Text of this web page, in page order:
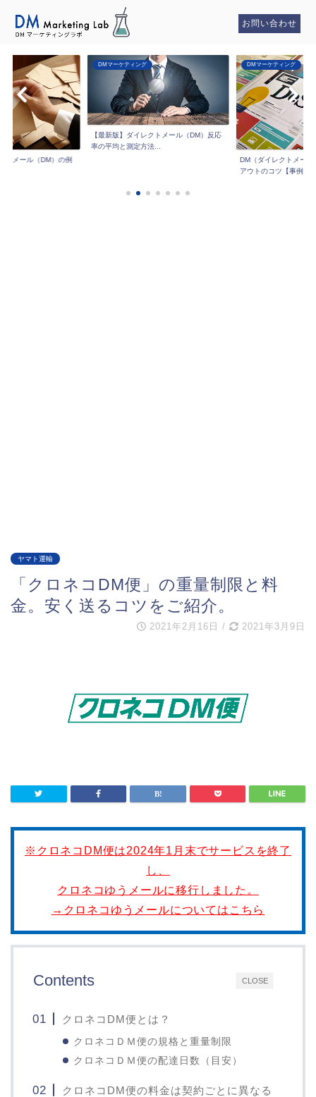
お問い合わせ
トメール（DM）の例
DMマーケティング
【最新版】ダイレクトメール（DM）反応
率の平均と測定方法...
DMマーケティング
DM（ダイレクトメー
アウトのコツ【事例...
ヤマト運輸
「クロネコDM便」の重量制限と料
金。安く送るコツをご紹介。
2021年2月16日 / 2021年3月9日
※クロネコDM便は2024年1月末でサービスを終了
し、
クロネコゆうメールに移行しました。
→クロネコゆうメールについてはこちら
CLOSE
Contents
クロネコDM便とは？
クロネコＤＭ便の規格と重量制限
クロネコＤＭ便の配達日数（目安）
クロネコDM便の料金は契約ごとに異なる